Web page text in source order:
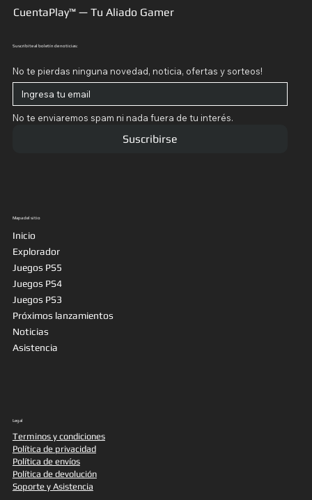
CuentaPlay™ — Tu Aliado Gamer
Suscribite al boletín de noticias:
No te pierdas ninguna novedad, noticia, ofertas y sorteos!
No te enviaremos spam ni nada fuera de tu interés.
Suscribirse
Mapa del sitio
Inicio
Explorador
Juegos PS5
Juegos PS4
Juegos PS3
Próximos lanzamientos
Noticias
Asistencia
Legal
Terminos y condiciones
Política de privacidad
Política de envíos
Política de devolución
Soporte y Asistencia